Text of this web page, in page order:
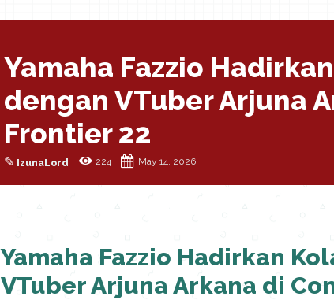
Yamaha Fazzio
dengan VTuber Arjuna
Frontier 22
✎ IzunaLord 224 May 14, 2026
Yamaha Fazzio Hadirkan
VTuber Arjuna Arkana di